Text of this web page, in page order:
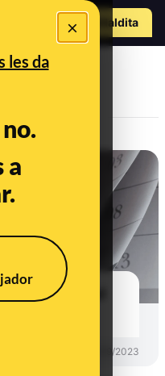
×
les da
a
Hazte Maldito
y el
13/09/2023